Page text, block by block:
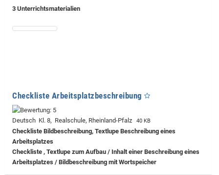
3 Unterrichtsmaterialien
Checkliste Arbeitsplatzbeschreibung
Deutsch Kl. 8, Realschule, Rheinland-Pfalz 40 KB
Checkliste Bildbeschreibung, Textlupe Beschreibung eines
Arbeitsplatzes
Checkliste , Textlupe zum Aufbau / Inhalt einer Beschreibung eines
Arbeitsplatzes / Bildbeschreibung mit Wortspeicher